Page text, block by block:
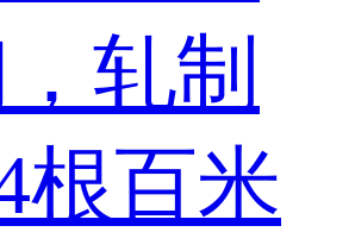
轧制
根百米